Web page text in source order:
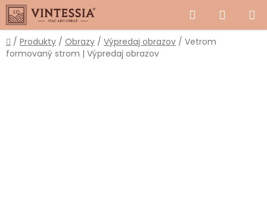
Prejsť
na
obsah
Hľadať
KOŠÍK
Domov
/ Produkty / Obrazy / Výpredaj obrazov / Vetrom
formovaný strom | Výpredaj obrazov